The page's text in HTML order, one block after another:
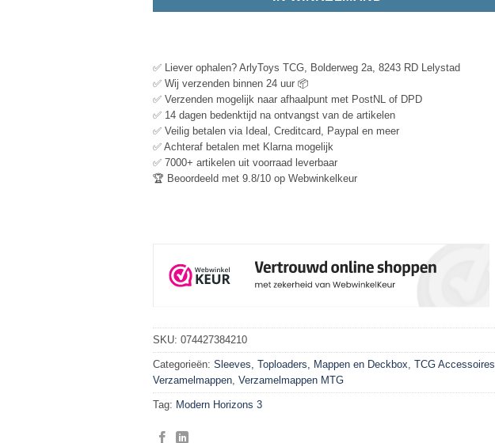
✅ Liever ophalen? ArlyToys TCG, Bolderweg 2a, 8243 RD Lelystad
✅ Wij verzenden binnen 24 uur 📦
✅ Verzenden mogelijk naar afhaalpunt met PostNL of DPD
✅ 14 dagen bedenktijd na ontvangst van de artikelen
✅ Veilig betalen via Ideal, Creditcard, Paypal en meer
✅ Achteraf betalen met Klarna mogelijk
✅ 7000+ artikelen uit voorraad leverbaar
🏆 Beoordeeld met 9.8/10 op Webwinkelkeur
SKU: 074427384210
Categorieën: Sleeves, Toploaders, Mappen en Deckbox, TCG Accessoires
Verzamelmappen, Verzamelmappen MTG
Tag: Modern Horizons 3